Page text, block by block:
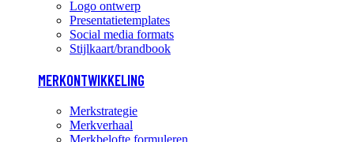
Logo ontwerp
Presentatietemplates
Social media formats
Stijlkaart/brandbook
MERKONTWIKKELING
Merkstrategie
Merkverhaal
Merkbelofte formuleren